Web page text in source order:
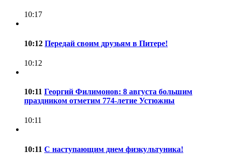
10:17
10:12 Передай своим друзьям в Питере!
10:12
10:11 Георгий Филимонов: 8 августа большим
праздником отметим 774-летие Устюжны
10:11
10:11 С наступающим днем физкультуника!